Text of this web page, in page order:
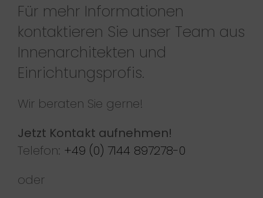
Für mehr Informationen
kontaktieren Sie unser Team aus
Innenarchitekten und
Einrichtungsprofis.
Wir beraten Sie gerne!
Jetzt Kontakt aufnehmen!
Telefon: +49 (0) 7144 897278-0
oder